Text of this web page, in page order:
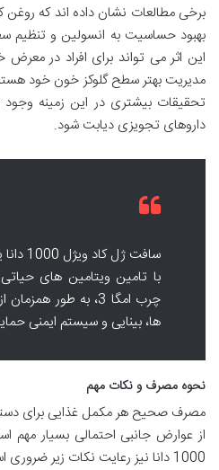
بهبود حساسیت به انسولین و
این اثر می تواند برای افراد در
مدیریت بهتر سطح گلوکز خون خود
تحقیقات بیشتری در این زمینه وجود
داروهای تجویزی دیابت شود.
سافت
چرب امگا 3، به طور
ها، بینایی و سیستم ایمنی
نحوه مصرف و نکات مهم
مصرف صحیح هر مکمل غذایی برای
از عوارض جانبی احتمالی بسیار
1000 دانا نیز رعایت نکات زیر ضروری است.